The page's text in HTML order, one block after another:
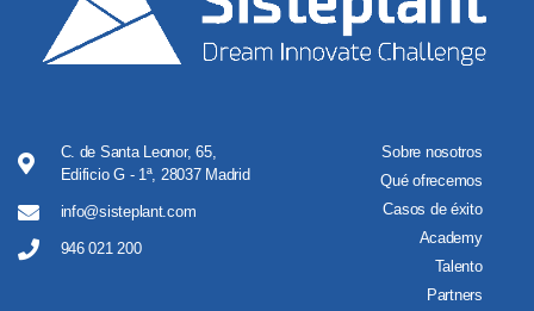
C. de Santa Leonor, 65,
Edificio G - 1ª, 28037 Madrid
info@sisteplant.com
946 021 200
Sobre nosotros
Qué ofrecemos
Casos de éxito
Academy
Talento
Partners